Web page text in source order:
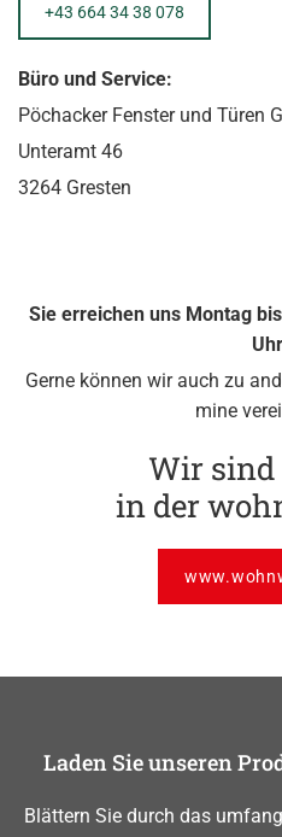
+43 664 34 38 078
Büro und Service:
Pöchacker Fenster und Türen
Unteramt 46
3264 Gresten
Sie er­rei­chen uns Mon­tag
Gerne kön­nen wir auch zu
mi­ne
Wir sind
in der
Laden Sie unseren
Blät­tern Sie durch das